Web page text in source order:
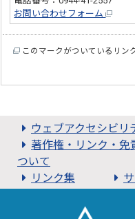
お問い合わせフォーム
このマークがついているリン
ウェブアクセシビリ
著作権・リンク・免
ついて
リンク集